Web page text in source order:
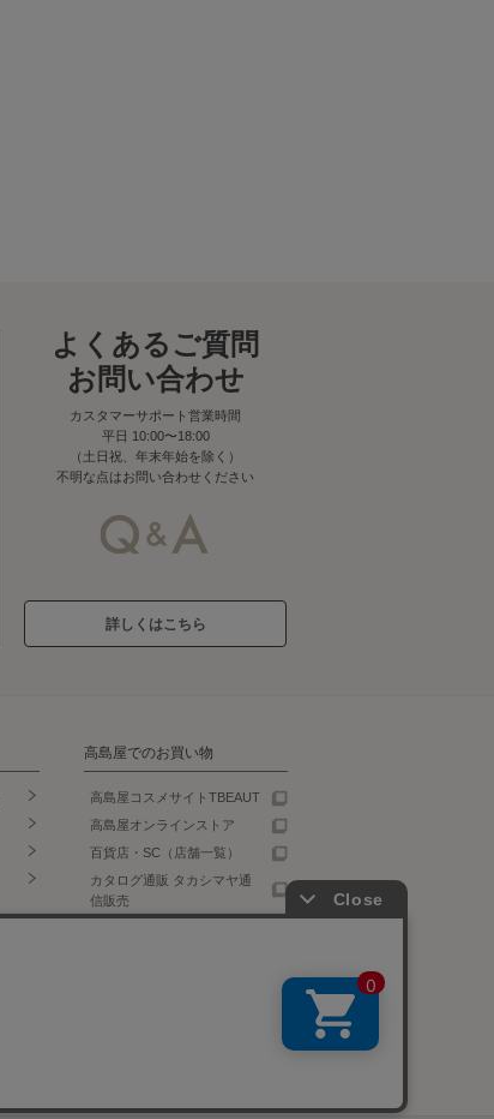
よくあるご質問
お問い合わせ
カスタマーサポート営業時間
平日 10:00〜18:00
（土日祝、年末年始を除く）
不明な点はお問い合わせください
詳しくはこちら
高島屋でのお買い物
高島屋コスメサイトTBEAUT
高島屋オンラインストア
百貨店・SC（店舗一覧）
カタログ通販 タカシマヤ通
信販売